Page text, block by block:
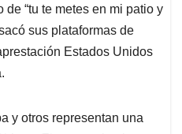
“tu te metes en mi patio y
sus plataformas de
Estados Unidos
y otros representan una